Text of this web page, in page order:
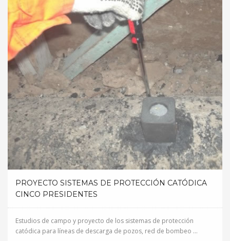
PROYECTO SISTEMAS DE PROTECCIÓN CATÓDICA
CINCO PRESIDENTES
Estudios de campo y proyecto de los sistemas de protección
catódica para líneas de descarga de pozos, red de bombeo ...